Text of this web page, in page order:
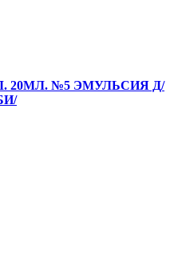
20МЛ. №5 ЭМУЛЬСИЯ Д/